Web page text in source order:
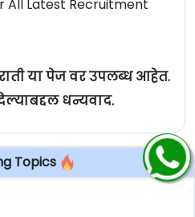
All Latest Recruitment
या पेज वर उपलब्ध आहेत.
धन्यवाद.
Topics